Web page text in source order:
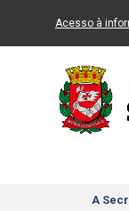
Ir ao Conteúdo
Acesso à
A